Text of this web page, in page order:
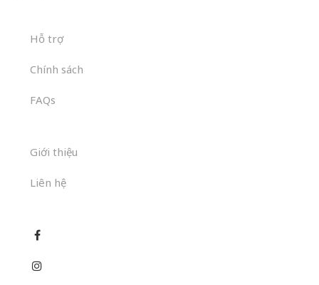
Hỗ trợ
Chính sách
FAQs
Giới thiệu
Liên hệ